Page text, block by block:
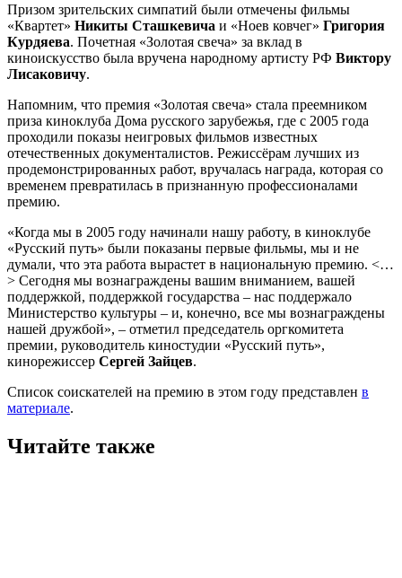
Призом зрительских симпатий были отмечены фильмы
«Квартет» Никиты Сташкевича и «Ноев ковчег» Григория
Курдяева. Почетная «Золотая свеча» за вклад в
киноискусство была вручена народному артисту РФ Виктору
Лисаковичу.
Напомним, что премия «Золотая свеча» стала преемником
приза киноклуба Дома русского зарубежья, где с 2005 года
проходили показы неигровых фильмов известных
отечественных документалистов. Режиссёрам лучших из
продемонстрированных работ, вручалась награда, которая со
временем превратилась в признанную профессионалами
премию.
«Когда мы в 2005 году начинали нашу работу, в киноклубе
«Русский путь» были показаны первые фильмы, мы и не
думали, что эта работа вырастет в национальную премию. <…
> Сегодня мы вознаграждены вашим вниманием, вашей
поддержкой, поддержкой государства – нас поддержало
Министерство культуры – и, конечно, все мы вознаграждены
нашей дружбой», – отметил председатель оргкомитета
премии, руководитель киностудии «Русский путь»,
кинорежиссер Сергей Зайцев.
Список соискателей на премию в этом году представлен в
материале.
Читайте также